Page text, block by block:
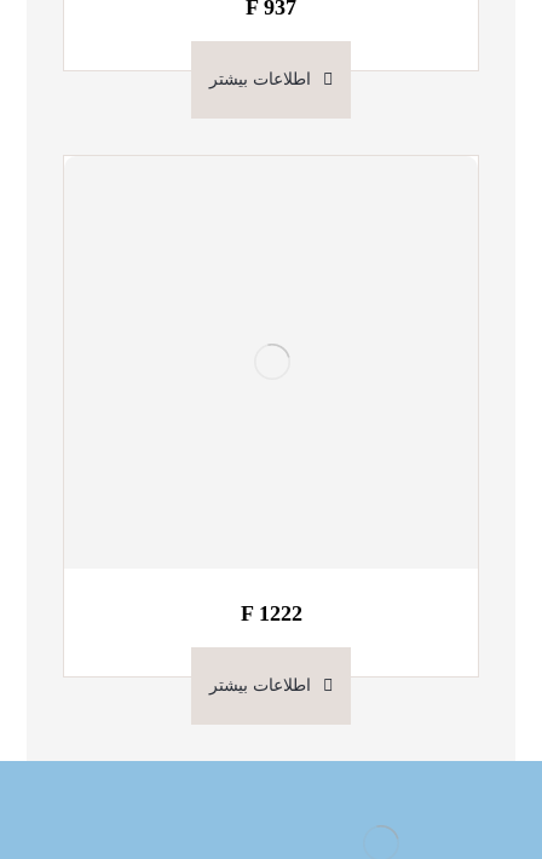
F 937
اطلاعات بیشتر
F 1222
اطلاعات بیشتر